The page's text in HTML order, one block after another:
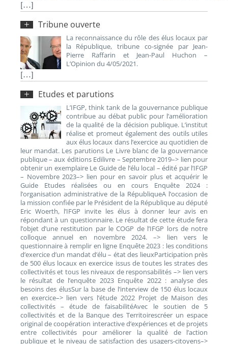
[…]
Tribune ouverte
La reconnaissance du rôle des élus locaux par
la République, tribune co-signée par Jean-
Pierre Raffarin et Jean-Paul Huchon –
L’Opinion du 4/05/2021.
[…]
Etudes et parutions
L’IFGP, think tank de la gouvernance publique
contribue au débat public pour l’amélioration
de la qualité de la décision publique. L’institut
réalise et promeut également des outils utiles
aux élus locaux dans l’exercice au quotidien de
leur mandat. Les parutions Le Livre blanc de la gouvernance
publique – aux éditions Edilivre – Septembre 2019–> lien pour
obtenir un exemplaire Le Guide de l’élu local – édité par l’IFGP
– Novembre 2023–> lien pour en savoir plus et acquérir le
Guide Etudes réalisées ou en cours Enquête 2024 :
l’organisation administrative de la RépubliqueA l’occasion de
la mission confiée par le Président de la République au député
Eric Woerth, l’IFGP invite les élus à donner leur avis en
répondant à un questionnaire. Le résultat de cette étude fera
l’objet d’une restitution par le COGP de l’IFGP lors de notre
colloque annuel en novembre 2024. –> lien vers le
questionnaire à remplir en ligne Enquête 2023 : les conditions
d’exercice d’un mandat d’élu – état des lieuxParticipation près
de 500 élus locaux en exercice issus de toutes les strates des
collectivités et tous les niveaux de responsabilités –> lien vers
le résultat de l’enquête 2023 Enquête 2022 : analyse des
besoins des élusSur la base de l’interview de 150 élus locaux
en exercice–> lien vers l’étude 2022 Projet de Maison des
collectivités – étude de faisabilitéAvec le soutien de 5
collectivités et de la Banque des Territoirescréer un espace
original de coopération interactive d’expériences et de projets
entre collectivités pour améliorer la qualité de l’action
publique et le niveau de satisfaction des usagers-citoyens–>